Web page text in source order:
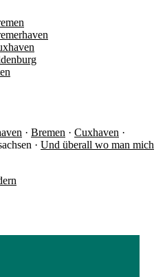
· Bremen · Cuxhaven ·
· Und überall wo man mich